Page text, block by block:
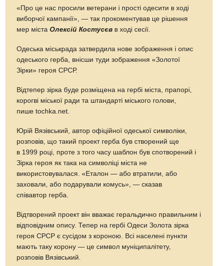
«Про це нас просили ветерани і прості одесити в ході
виборчої кампанії», — так прокоментував це рішення
мер міста Олексій Костусєв в ході сесії.
Одеська міськрада затвердила нове зображення і опис
одеського герба, внісши туди зображення «Золотої
Зірки» героя СРСР.
Відтепер зірка буде розміщена на гербі міста, прапорі,
корогві міської ради та штандарті міського голови,
пише tochka.net.
Юрій Вязівський, автор офіційної одеської символіки,
розповів, що такий проект герба був створений ще
в 1999 році, проте з того часу шаблон був спотворений і
Зірка героя як така на символіці міста не
використовувалася. «Еталон — або втратили, або
заховали, або подарували комусь», — сказав
співавтор герба.
Відтворений проект він вважає геральдично правильним і
відповідним опису. Тепер на гербі Одеси Золота зірка
героя СРСР є сусідом з короною. Всі населені пункти
мають таку корону — це символ муніципалітету,
розповів Вязівський.